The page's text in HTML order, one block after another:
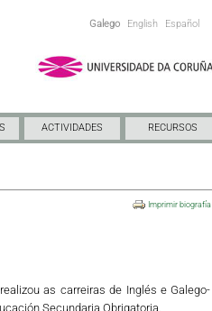
Galego English Español
ACTIVIDADES RECURSOS
Imprimir biografía
as carreiras de Inglés e Galego-
Secundaria Obrigatoria.